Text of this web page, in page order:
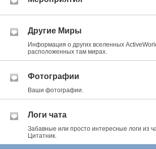
Другие Миры
Информация о других вселенных
расположенных там мирах.
Фотографии
Ваши фотографии.
Логи чата
Забавные или просто интересные логи из
Цитатник.